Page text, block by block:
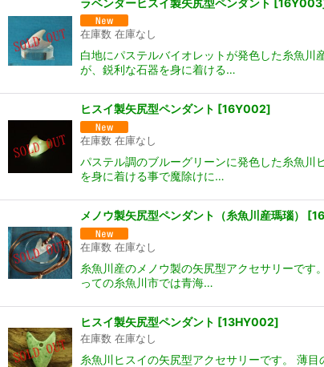
在庫数 在庫なし
白地にパステルバイオレットが発色した糸魚
が、鋭利な石器を身に着ける…
ヒスイ製矢尻型ペンダント [16Y002]
在庫数 在庫なし
パステル調のブルーグリーンに発色した糸魚川
を身に着ける事で魔除けに…
メノウ製矢尻型ペンダント（糸魚川産瑪瑙） [
在庫数 在庫なし
糸魚川産のメノウ製の矢尻型アクセサリーで
っての糸魚川市では青海…
ヒスイ製矢尻型ペンダント [13HY002]
在庫数 在庫なし
糸魚川ヒスイの矢尻型アクセサリーです。 薄